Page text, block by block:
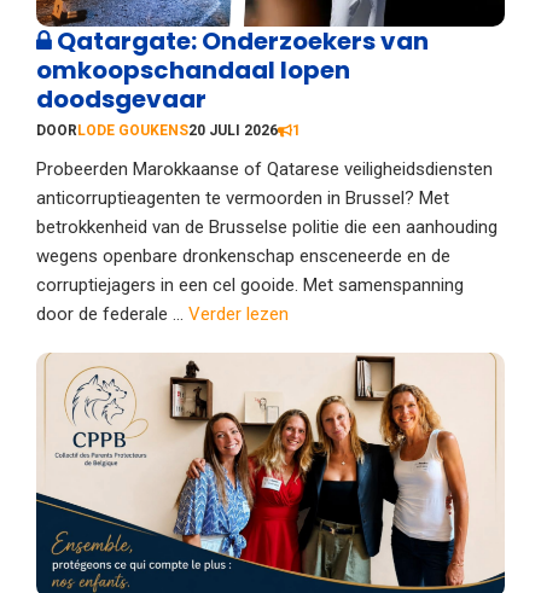
Qatargate: Onderzoekers van
omkoopschandaal lopen
doodsgevaar
DOORLODE GOUKENS20 JULI 2026 1
Probeerden Marokkaanse of Qatarese veiligheidsdiensten
anticorruptieagenten te vermoorden in Brussel? Met
betrokkenheid van de Brusselse politie die een aanhouding
wegens openbare dronkenschap ensceneerde en de
corruptiejagers in een cel gooide. Met samenspanning
door de federale ... Verder lezen